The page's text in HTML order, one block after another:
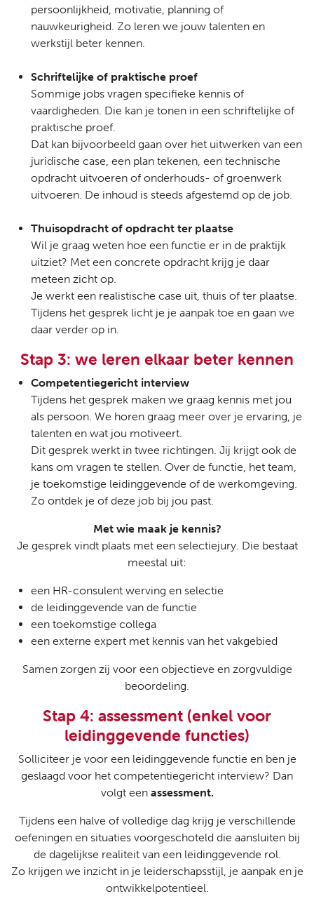
persoonlijkheid, motivatie, planning of
nauwkeurigheid. Zo leren we jouw talenten en
werkstijl beter kennen.
Schriftelijke of praktische proef
Sommige jobs vragen specifieke kennis of
vaardigheden. Die kan je tonen in een schriftelijke of
praktische proef.
Dat kan bijvoorbeeld gaan over het uitwerken van een
juridische case, een plan tekenen, een technische
opdracht uitvoeren of onderhouds- of groenwerk
uitvoeren. De inhoud is steeds afgestemd op de job.
Thuisopdracht of opdracht ter plaatse
Wil je graag weten hoe een functie er in de praktijk
uitziet? Met een concrete opdracht krijg je daar
meteen zicht op.
Je werkt een realistische case uit, thuis of ter plaatse.
Tijdens het gesprek licht je je aanpak toe en gaan we
daar verder op in.
Stap 3: we leren elkaar beter kennen
Competentiegericht interview
Tijdens het gesprek maken we graag kennis met jou
als persoon. We horen graag meer over je ervaring, je
talenten en wat jou motiveert.
Dit gesprek werkt in twee richtingen. Jij krijgt ook de
kans om vragen te stellen. Over de functie, het team,
je toekomstige leidinggevende of de werkomgeving.
Zo ontdek je of deze job bij jou past.
Met wie maak je kennis?
Je gesprek vindt plaats met een selectiejury. Die bestaat
meestal uit:
een HR-consulent werving en selectie
de leidinggevende van de functie
een toekomstige collega
een externe expert met kennis van het vakgebied
Samen zorgen zij voor een objectieve en zorgvuldige
beoordeling.
Stap 4: assessment (enkel voor
leidinggevende functies)
Solliciteer je voor een leidinggevende functie en ben je
geslaagd voor het competentiegericht interview? Dan
volgt een assessment.
Tijdens een halve of volledige dag krijg je verschillende
oefeningen en situaties voorgeschoteld die aansluiten bij
de dagelijkse realiteit van een leidinggevende rol.
Zo krijgen we inzicht in je leiderschapsstijl, je aanpak en je
ontwikkelpotentieel.